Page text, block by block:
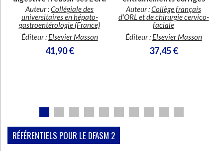
Auteur :Collégiale des
universitaires en hépato-
gastroentérologie (France)
Éditeur : Elsevier Masson
41,90 €
Auteur :Collège français
d'ORL et de chirurgie cervico-
faciale
Éditeur : Elsevier Masson
37,45 €
RÉFÉRENTIELS POUR LE DFASM 2